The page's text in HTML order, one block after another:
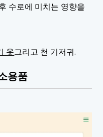
수로에 미치는 영향을
옷그리고 천 기저귀.
용품